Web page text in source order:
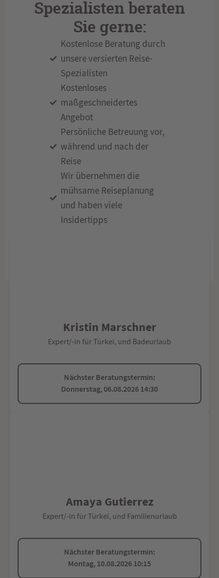
Spezialisten beraten
Sie gerne:
Kostenlose Beratung durch
unsere versierten Reise-
Spezialisten
Kostenloses
maßgeschneidertes
Angebot
Persönliche Betreuung vor,
während und nach der
Reise
Wir übernehmen die
mühsame Reiseplanung
und haben viele
Insidertipps
Kristin Marschner
Expert/-in für Türkei, und Badeurlaub
Nächster Beratungstermin:
Donnerstag, 06.08.2026 14:30
Amaya Gutierrez
Expert/-in für Türkei, und Familienurlaub
Nächster Beratungstermin:
Montag, 10.08.2026 10:15